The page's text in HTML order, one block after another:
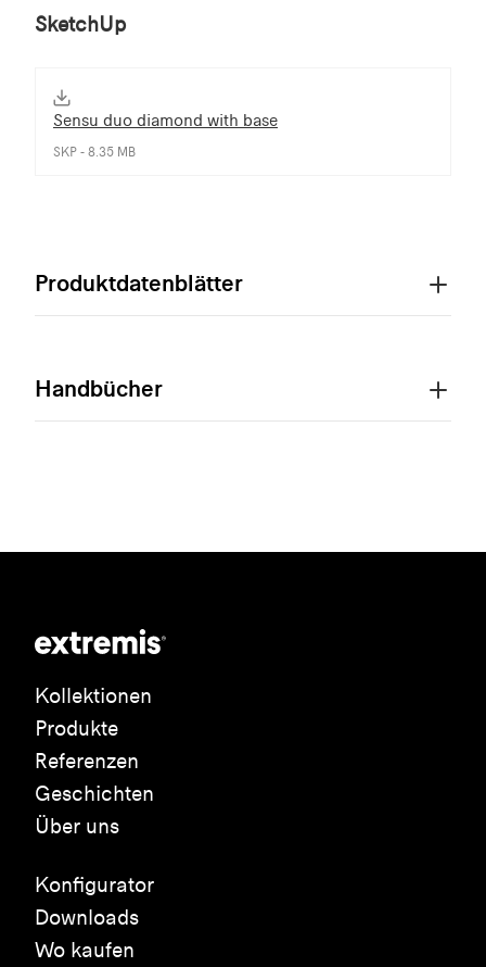
SketchUp
Sensu duo diamond with base
SKP - 8.35 MB
Produktdatenblätter
Handbücher
Kollektionen
Produkte
Referenzen
Geschichten
Über uns
Konfigurator
Downloads
Wo kaufen